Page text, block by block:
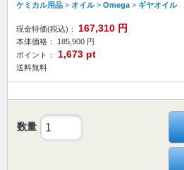
ケミカル用品 > オイル> Omega> ギヤオイル
現金特価(税込)： 167,310 円
本体価格： 185,900 円
ポイント：
1,673 pt
送料無料
数量